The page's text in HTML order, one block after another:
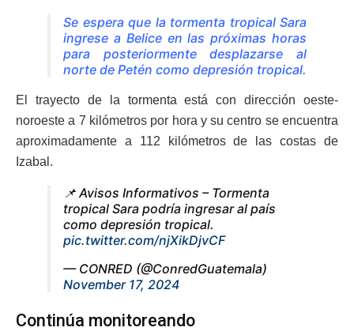
Se espera que la tormenta tropical Sara
ingrese a Belice en las próximas horas
para posteriormente desplazarse al
norte de Petén como depresión tropical.
El trayecto de la tormenta está con dirección oeste-
noroeste a 7 kilómetros por hora y su centro se encuentra
aproximadamente a 112 kilómetros de las costas de
Izabal.
📌 Avisos Informativos – Tormenta
tropical Sara podría ingresar al país
como depresión tropical.
pic.twitter.com/njXikDjvCF
— CONRED (@ConredGuatemala)
November 17, 2024
Continúa monitoreando